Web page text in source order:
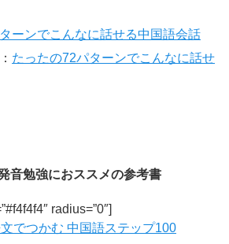
ーンでこんなに話せる中国語会話
たったの72パターンでこんなに話せ
音勉強におススメの参考書
radius=”0″]
でつかむ 中国語ステップ100